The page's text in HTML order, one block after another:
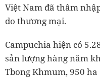
Việt Nam đã thâm
do thương mại.
Campuchia hiện có
sản lượng hàng năm
Tbong Khmum, 950